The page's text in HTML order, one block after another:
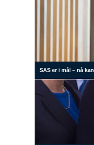
SAS er i mål – nå